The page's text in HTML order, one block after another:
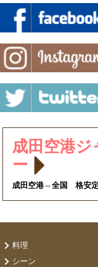
成田空港
ー
成田空港⇔全国 格安定
料理
シーン